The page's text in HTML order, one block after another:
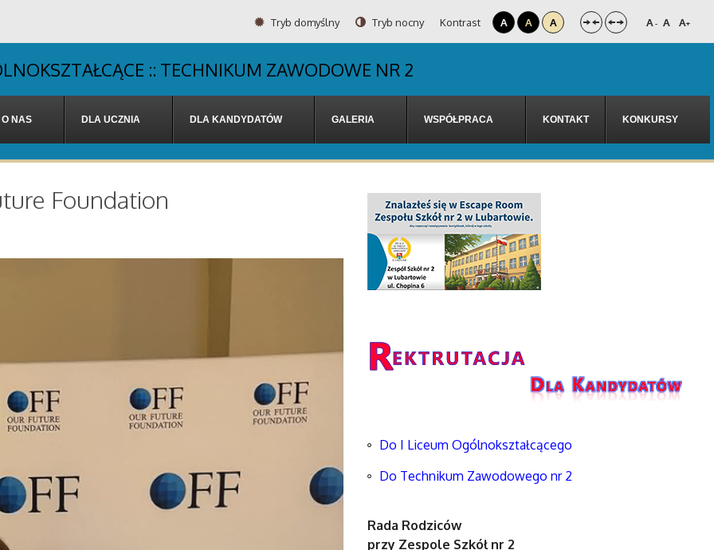
Tryb domyślny Tryb nocny Kontrast A A A A- A A+
:: TECHNIKUM ZAWODOWE NR 2
O NAS DLA UCZNIA DLA KANDYDATÓW GALERIA WSPÓŁPRACA KONTAKT KONKURSY
Foundation
Do I Liceum Ogólnokształcącego
Do Technikum Zawodowego nr 2
Rada Rodziców
przy Zespole Szkół nr 2